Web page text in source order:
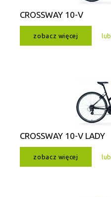
CROSSWAY 10-V
zobacz więcej lub
CROSSWAY 10-V LADY
zobacz więcej lub